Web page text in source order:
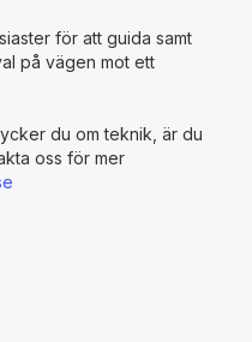
för att guida samt
på vägen mot ett
du om teknik, är du
oss för mer